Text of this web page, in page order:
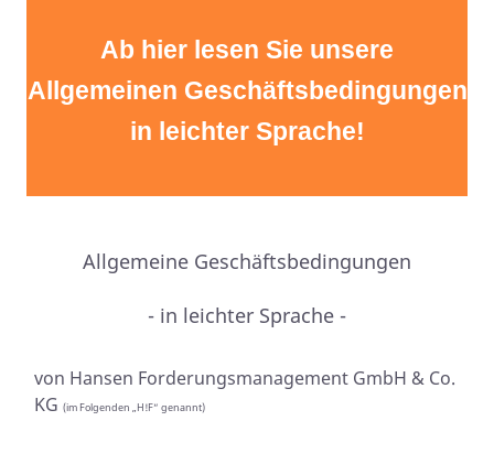
Ab hier lesen Sie unsere
Allgemeinen Geschäftsbedingungen
in leichter Sprache!
Allgemeine Geschäftsbedingungen
- in leichter Sprache -
von Hansen Forderungsmanagement GmbH & Co.
KG (im Folgenden „H!F“ genannt)